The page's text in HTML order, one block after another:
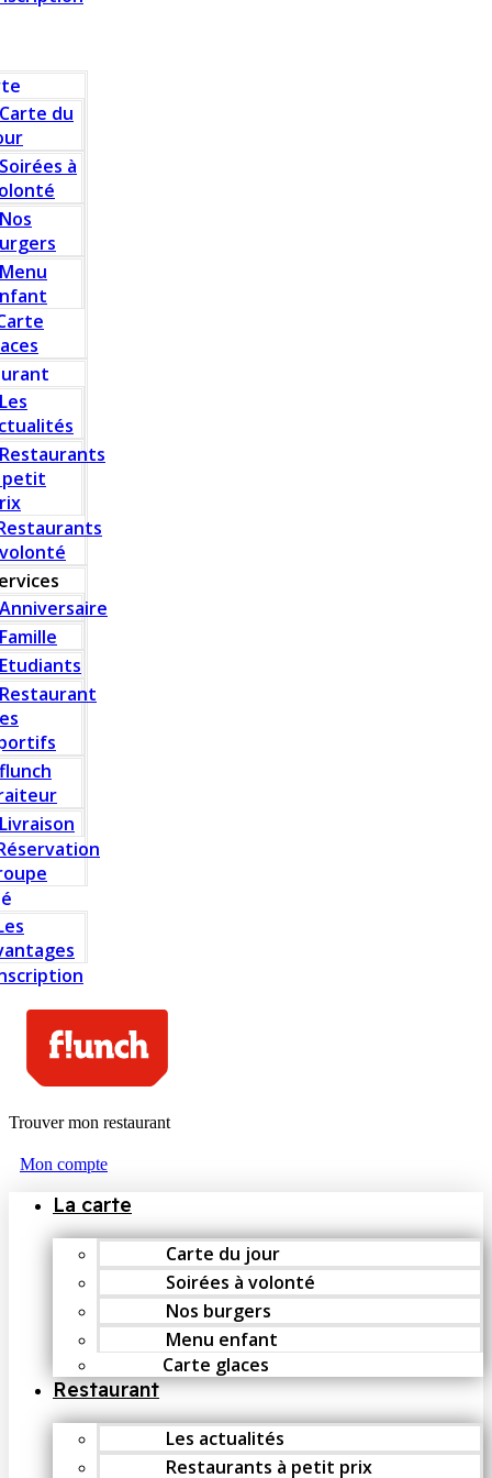
Carte du
Soirées à
Nos
Menu
Les
Restaurants
petit
Anniversaire
Famille
Etudiants
Restaurant
flunch
Livraison
Trouver mon restaurant
Mon compte
La carte
Carte du jour
Soirées à volonté
Nos burgers
Menu enfant
Carte glaces
Restaurant
Les actualités
Restaurants à petit prix